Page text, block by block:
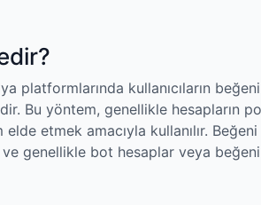
platformlarında kullanıcıların
Bu yöntem, genellikle hesapların
etmek amacıyla kullanılır.
genellikle bot hesaplar veya beğeni